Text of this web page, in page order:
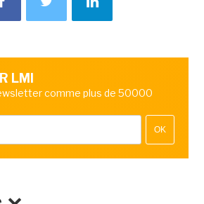
LMI
comme plus de 50000
OK